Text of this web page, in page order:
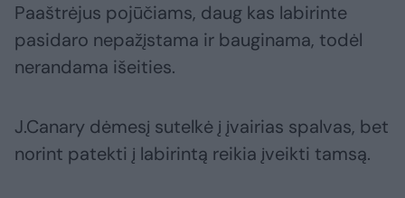
Paaštrėjus pojūčiams, daug kas labirinte
pasidaro nepažįstama ir bauginama, todėl
nerandama išeities.
J.Canary dėmesį sutelkė į įvairias spalvas, bet
norint patekti į labirintą reikia įveikti tamsą.